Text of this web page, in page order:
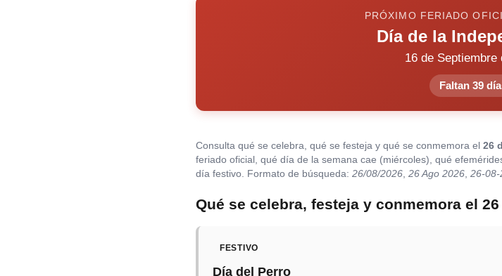
PRÓXIMO FERIADO
Día de la
16 de Septiembre
Faltan 39
Consulta qué se celebra, qué se festeja y qué se conmemora el 26
feriado oficial, qué día de la semana cae (miércoles), qué
día festivo. Formato de búsqueda: 26/08/2026, 26 Ago 2026, 26-08-
Qué se celebra, festeja y conmemora el
FESTIVO
Día del Perro